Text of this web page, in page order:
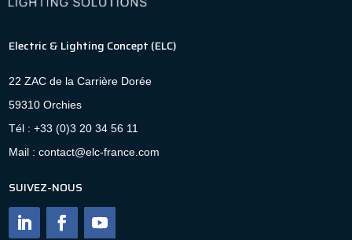
Electric & Lighting Concept (ELC)
22 ZAC de la Carrière Dorée
59310 Orchies
Tél : +33 (0)3 20 34 56 11
Mail : contact@elc-france.com
SUIVEZ-NOUS